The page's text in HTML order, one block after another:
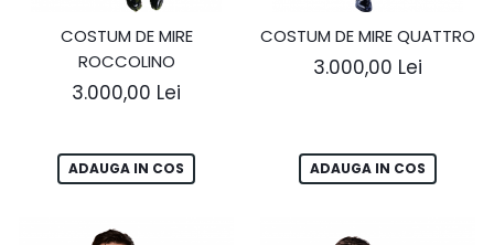
COSTUM DE MIRE
ROCCOLINO
3.000,00 Lei
ADAUGA IN COS
COSTUM DE MIRE QUATTRO
3.000,00 Lei
ADAUGA IN COS